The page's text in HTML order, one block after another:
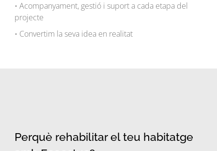
• Acompanyament, gestió i suport a cada etapa del
projecte
• Convertim la seva idea en realitat
Perquè rehabilitar el teu habitatge